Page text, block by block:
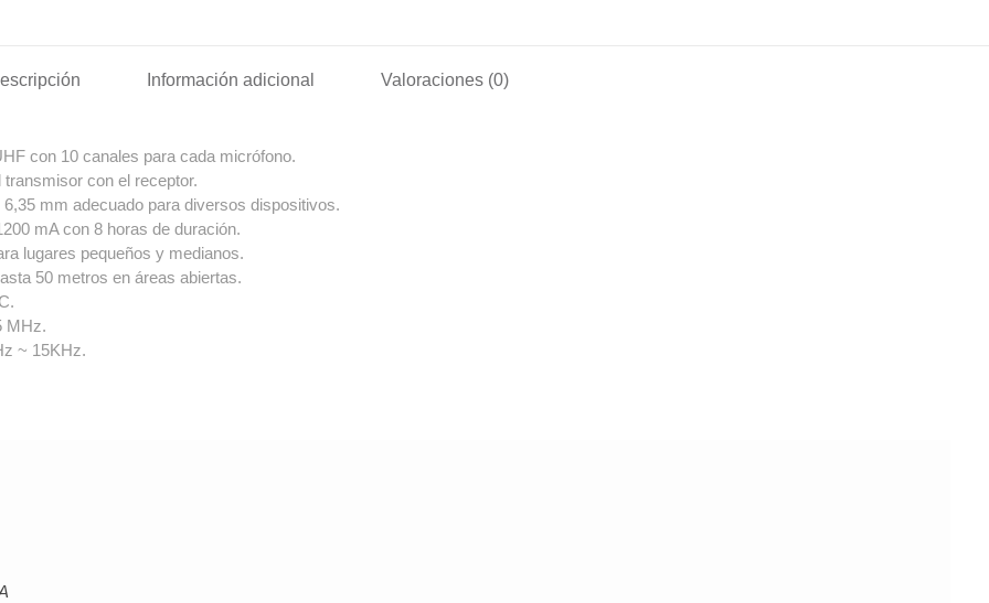
Información adicional Valoraciones (0)
con 10 canales para cada micrófono.
con el receptor.
mm adecuado para diversos dispositivos.
mA con 8 horas de duración.
lugares pequeños y medianos.
50 metros en áreas abiertas.
MHz.
~ 15KHz.